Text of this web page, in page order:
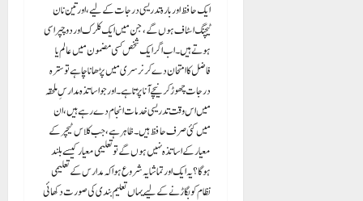
ایک حافظ اور بارہ تدریسی درجات کے لیے، اور تین نان
ٹیچنگ اسٹاف ہوں گے، جن میں ایک کلرک اور دو چپراسی
ہوتے ہیں۔ اب اگر ایک شخص کسی مضمون میں عالم یا
فاضل کا امتحان دے کر نرسری میں پڑھانا چاہے تو سترہ
درجات چھوڑ کر نیچے آنا پڑتا ہے۔ اور جو اساتذہ مدارسِ ملحقہ
میں اس وقت تدریسی خدمات انجام دے رہے ہیں، ان
میں کئی صرف حافظ ہیں۔ ظاہر ہے، جب کلاس ٹیچر کے
معیار کے اساتذہ نہیں ہوں گے تو تعلیمی معیار کیسے بلند
ہوگا؟ یہ ایک اور تماشا یہ شروع ہوا کہ مدارس کے تعلیمی
نظام کو بگاڑنے کے لیے یہاں تعلیم بندی کی صورت دکھائی